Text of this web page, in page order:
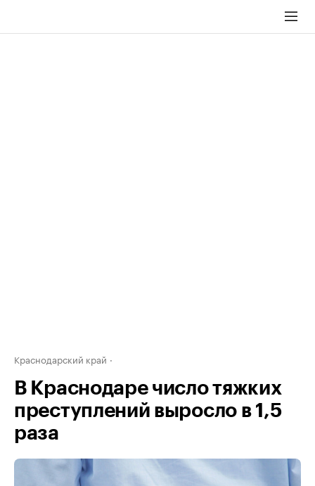
Краснодарский край
В Краснодаре число тяжких
преступлений выросло в 1,5
раза